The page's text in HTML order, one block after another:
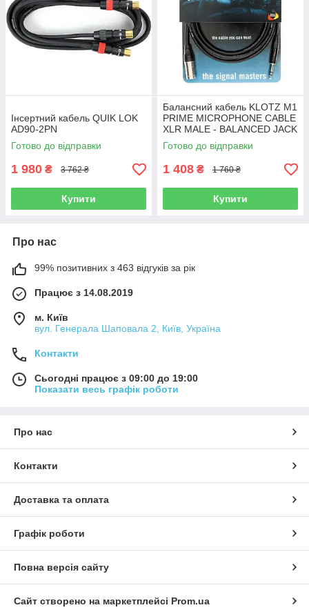
Інсертний кабель QUIK LOK
AD90-2PN
Готово до відправки
1 980 ₴ 3 762 ₴
Купити
Балансний кабель KLOTZ M1
PRIME MICROPHONE CABLE
XLR MALE - BALANCED JACK
5 M
Готово до відправки
1 408 ₴ 1 760 ₴
Купити
Про нас
99% позитивних з 463 відгуків за рік
Працює з 14.08.2019
м. Київ
вул. Генерала Шаповала 2, Київ, Україна
Контакти
Сьогодні працює з 09:00 до 19:00
Показати весь графік роботи
Про нас
Контакти
Доставка та оплата
Графік роботи
Повна версія сайту
Сайт створено на маркетплейсі Prom.ua